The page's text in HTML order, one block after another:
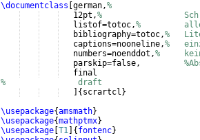
\documentclass german,%
   12pt,
%
   listof=totoc,
%         alle
   bibliography=totoc,
%
   captions=nooneline,
%
   numbers=noenddot,
%
   parskip=false,
   final
%               draft
{ scrartcl }
\usepackage{amsmath}
\usepackage{mathptmx}
\usepackage T1 { fontenc}